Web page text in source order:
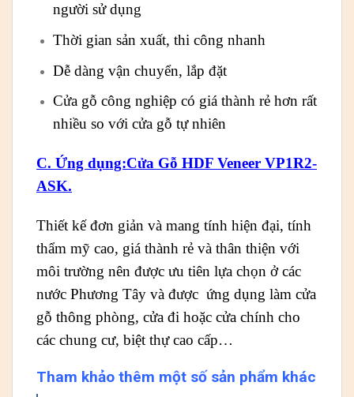
người sử dụng
Thời gian sản xuất, thi công nhanh
Dễ dàng vận chuyển, lắp đặt
Cửa gỗ công nghiệp có giá thành rẻ hơn rất
nhiều so với cửa gỗ tự nhiên
C. Ứng dụng:Cửa Gỗ HDF Veneer VP1R2-
ASK.
Thiết kế đơn giản và mang tính hiện đại, tính
thẩm mỹ cao, giá thành rẻ và thân thiện với
môi trường nên được ưu tiên lựa chọn ở các
nước Phương Tây và được ứng dụng làm cửa
gỗ thông phòng, cửa đi hoặc cửa chính cho
các chung cư, biệt thự cao cấp…
Tham khảo thêm một số sản phẩm khác